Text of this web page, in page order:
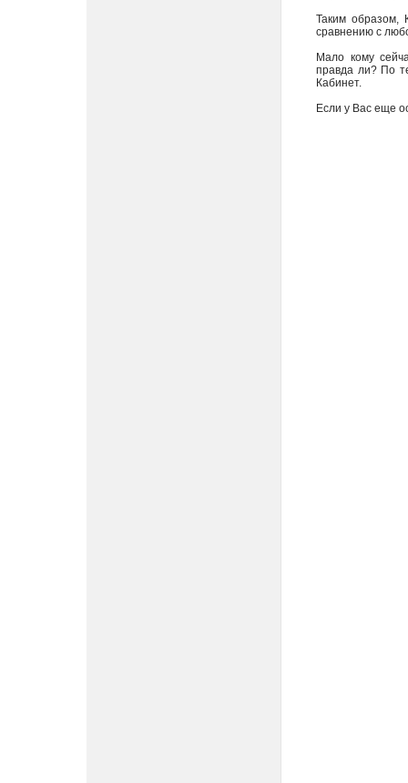
Таким образом,
сравнению с
Мало кому
правда ли? По
Кабинет.
Если у Вас еще